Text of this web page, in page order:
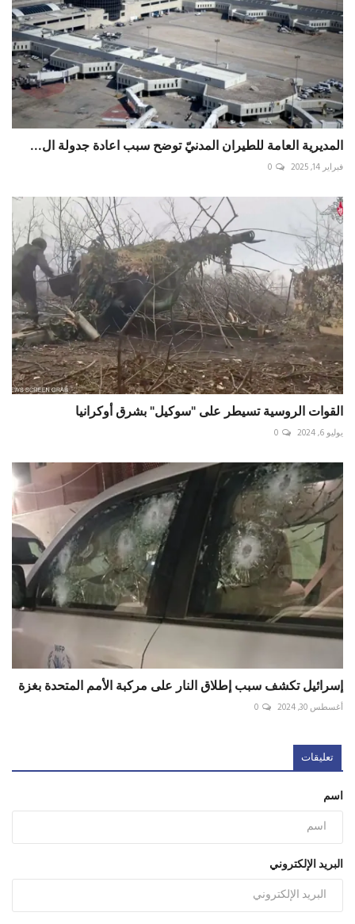
المديرية العامة للطيران المدنيّ توضح سبب اعادة جدولة ال...
فبراير 14, 2025 0
القوات الروسية تسيطر على "سوكيل" بشرق أوكرانيا
يوليو 6, 2024 0
إسرائيل تكشف سبب إطلاق النار على مركبة الأمم المتحدة بغزة
أغسطس 30, 2024 0
تعليقات
اسم
البريد الإلكتروني